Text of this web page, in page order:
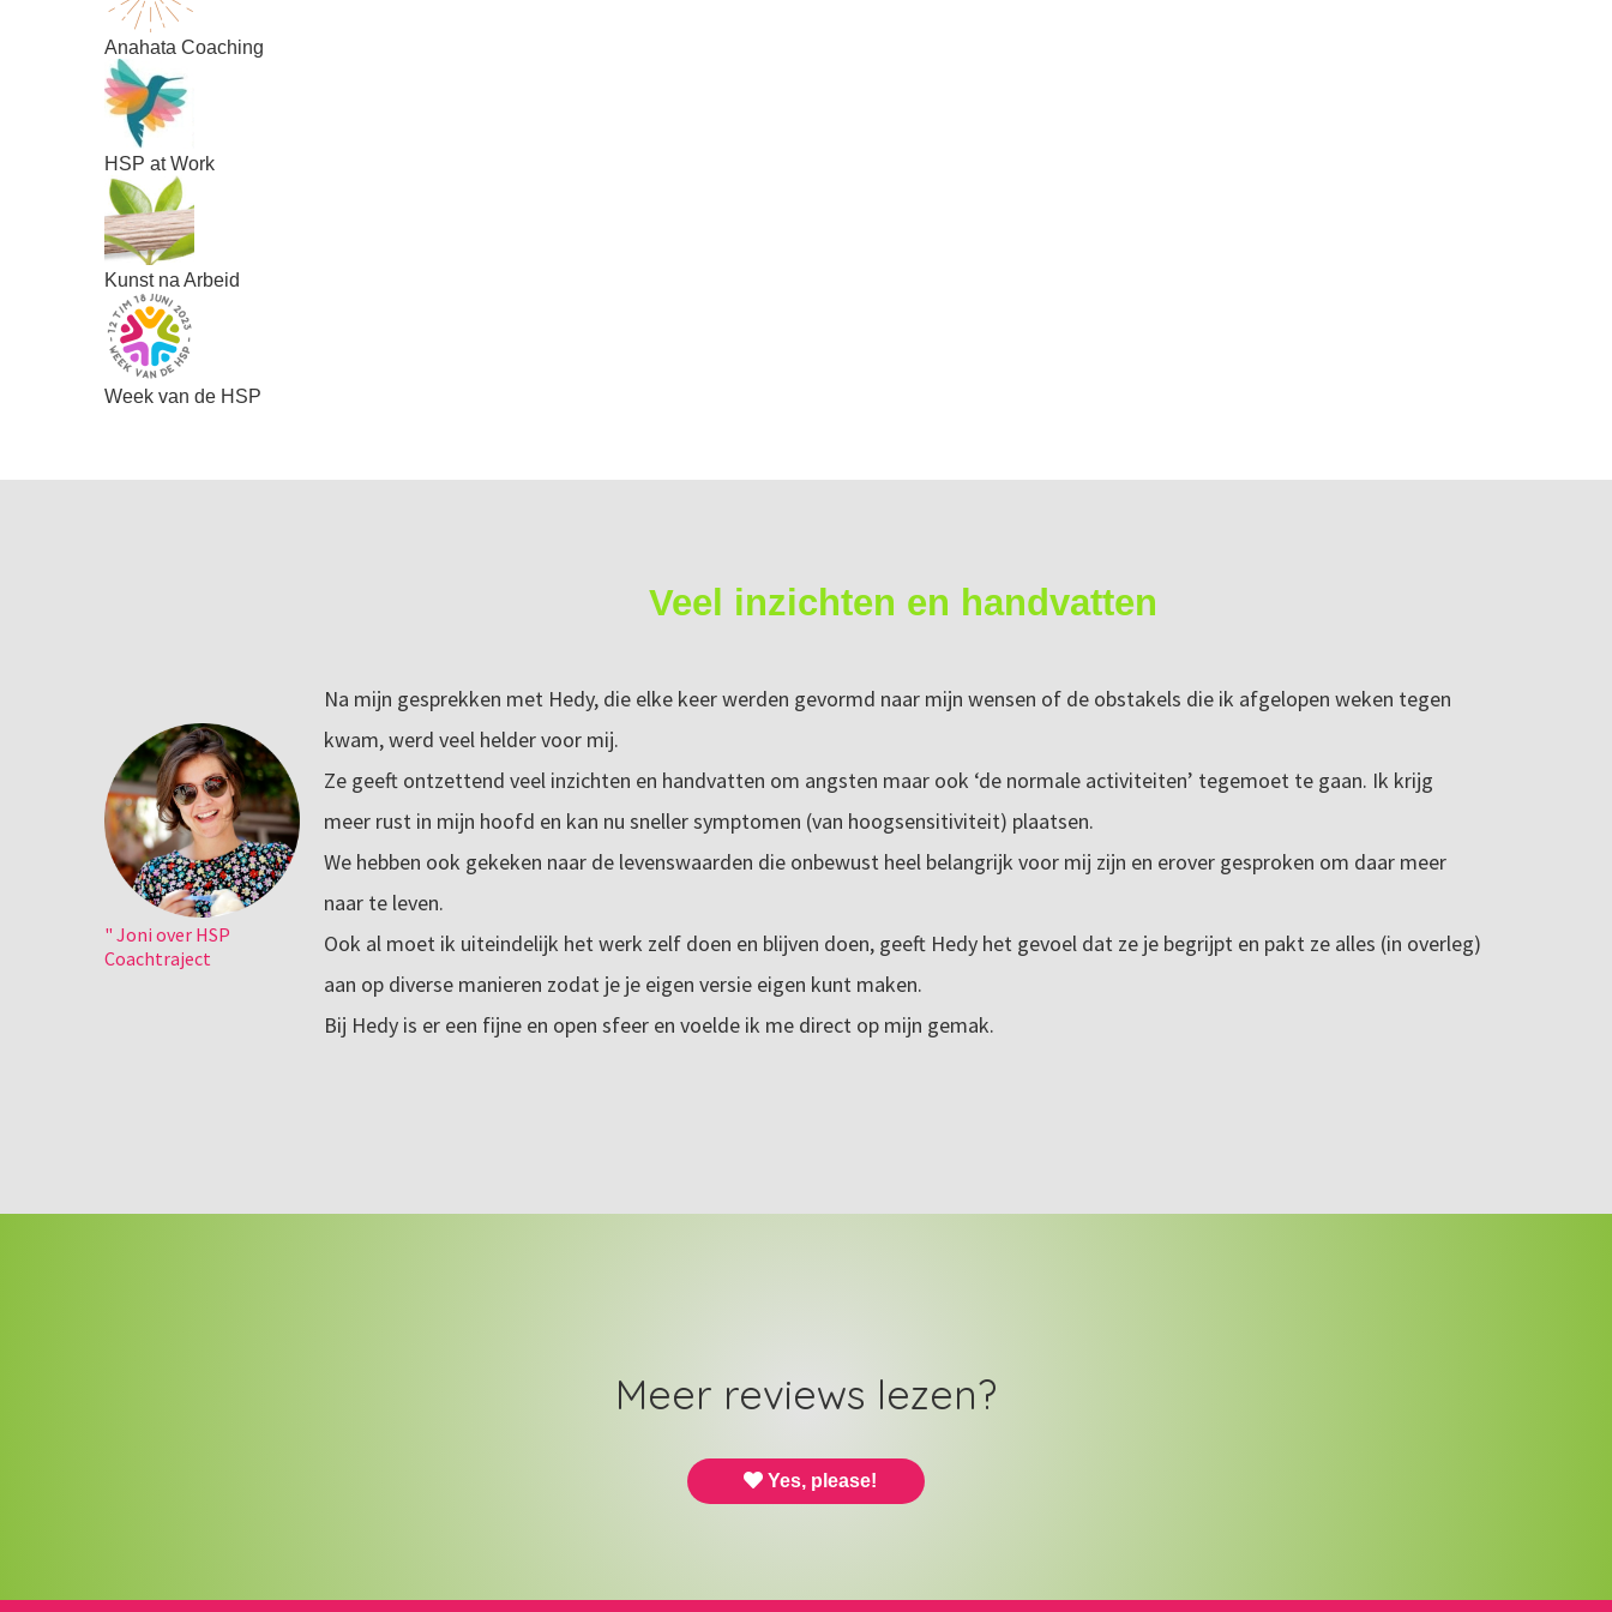
Anahata Coaching
HSP at Work
Kunst na Arbeid
Week van de HSP
" Joni over HSP
Coachtraject
Veel inzichten en handvatten
Na mijn gesprekken met Hedy, die elke keer werden gevormd naar mijn wensen of de obstakels die ik afgelopen weken tegen
kwam, werd veel helder voor mij.
Ze geeft ontzettend veel inzichten en handvatten om angsten maar ook ‘de normale activiteiten’ tegemoet te gaan. Ik krijg
meer rust in mijn hoofd en kan nu sneller symptomen (van hoogsensitiviteit) plaatsen.
We hebben ook gekeken naar de levenswaarden die onbewust heel belangrijk voor mij zijn en erover gesproken om daar meer
naar te leven.
Ook al moet ik uiteindelijk het werk zelf doen en blijven doen, geeft Hedy het gevoel dat ze je begrijpt en pakt ze alles (in overleg)
aan op diverse manieren zodat je je eigen versie eigen kunt maken.
Bij Hedy is er een fijne en open sfeer en voelde ik me direct op mijn gemak.
Meer reviews lezen?
Yes, please!